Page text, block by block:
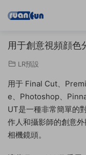
用于創意視頻顔色
LR預設
用于 Final Cut、
e、Photoshop、
UT是一種非常簡單的
作人和攝影師的創意
相機鏡頭。